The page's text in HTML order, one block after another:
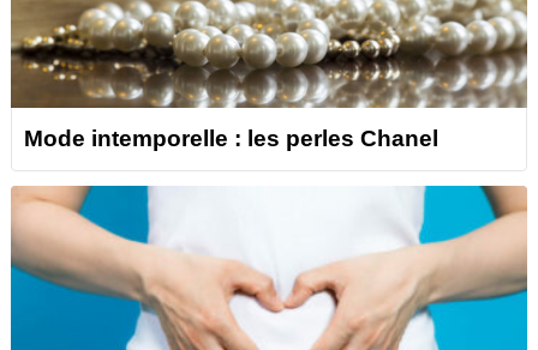
Mode intemporelle : les perles Chanel